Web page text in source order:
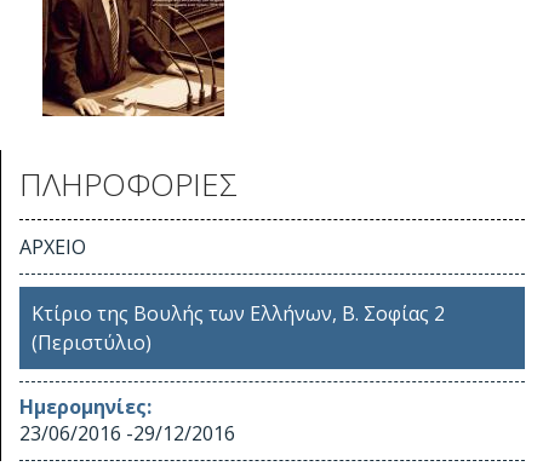
ΠΛΗΡΟΦΟΡΙΕΣ
ΑΡΧΕΙΟ
Κτίριο της Βουλής των Ελλήνων, Β. Σοφίας 2
(Περιστύλιο)
Ημερομηνίες:
23/06/2016 -29/12/2016